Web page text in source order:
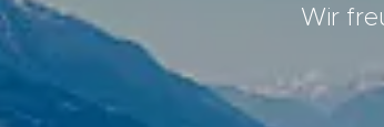
Wir